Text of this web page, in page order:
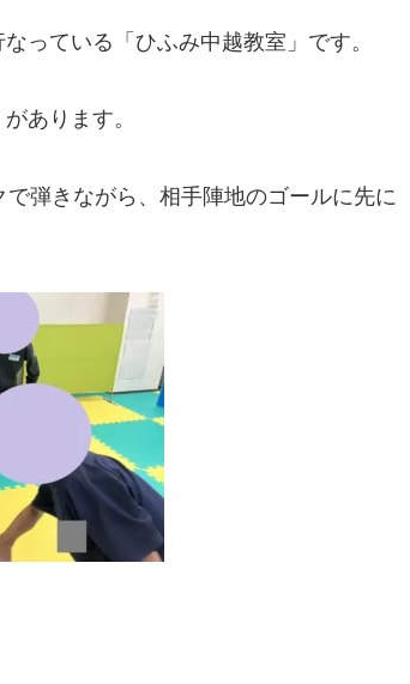
っている「ひふみ中越教室」です。
あります。
弾きながら、相手陣地のゴールに先に